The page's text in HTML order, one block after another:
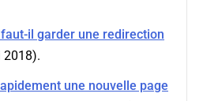
il garder une redirection
2018).
une nouvelle page